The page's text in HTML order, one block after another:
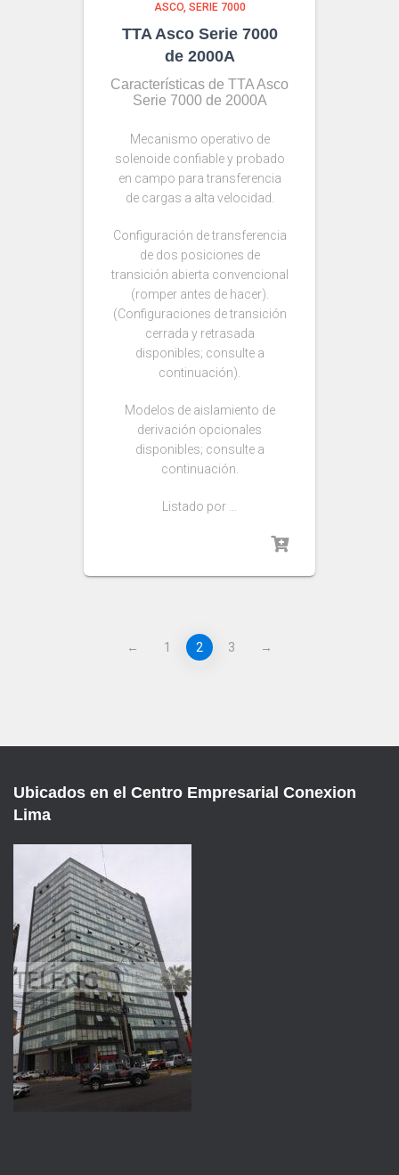
ASCO SERIE 7000
TTA Asco Serie 7000
de 2000A
Características de TTA Asco
Serie 7000 de 2000A
Mecanismo operativo de
solenoide confiable y probado
en campo para transferencia
de cargas a alta velocidad.
Configuración de transferencia
de dos posiciones de
transición abierta convencional
(romper antes de hacer).
(Configuraciones de transición
cerrada y retrasada
disponibles; consulte a
continuación).
Modelos de aislamiento de
derivación opcionales
disponibles; consulte a
continuación.
Listado por …
← 1 2 3 →
Ubicados en el Centro Empresarial Conexion
Lima